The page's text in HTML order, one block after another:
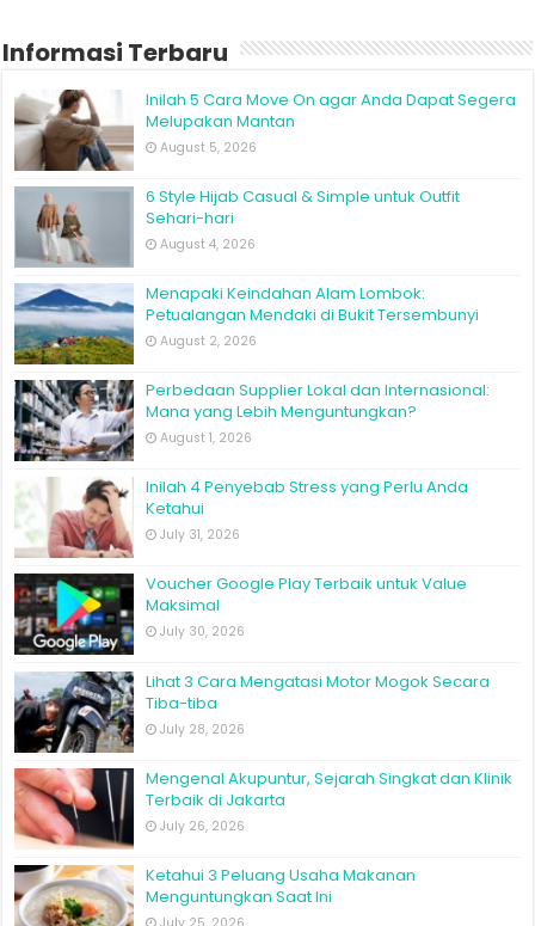
Informasi Terbaru
Inilah 5 Cara Move On agar Anda Dapat Segera
Melupakan Mantan
August 5, 2026
6 Style Hijab Casual & Simple untuk Outfit
Sehari-hari
August 4, 2026
Menapaki Keindahan Alam Lombok:
Petualangan Mendaki di Bukit Tersembunyi
August 2, 2026
Perbedaan Supplier Lokal dan Internasional:
Mana yang Lebih Menguntungkan?
August 1, 2026
Inilah 4 Penyebab Stress yang Perlu Anda
Ketahui
July 31, 2026
Voucher Google Play Terbaik untuk Value
Maksimal
July 30, 2026
Lihat 3 Cara Mengatasi Motor Mogok Secara
Tiba-tiba
July 28, 2026
Mengenal Akupuntur, Sejarah Singkat dan Klinik
Terbaik di Jakarta
July 26, 2026
Ketahui 3 Peluang Usaha Makanan
Menguntungkan Saat Ini